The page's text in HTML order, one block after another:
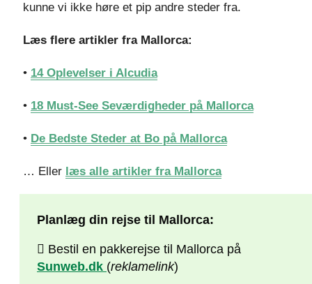
kunne vi ikke høre et pip andre steder fra.
Læs flere artikler fra Mallorca:
• 14 Oplevelser i Alcudia
• 18 Must-See Seværdigheder på Mallorca
• De Bedste Steder at Bo på Mallorca
… Eller læs alle artikler fra Mallorca
Planlæg din rejse til Mallorca:
Bestil en pakkerejse til Mallorca på
Sunweb.dk (reklamelink)